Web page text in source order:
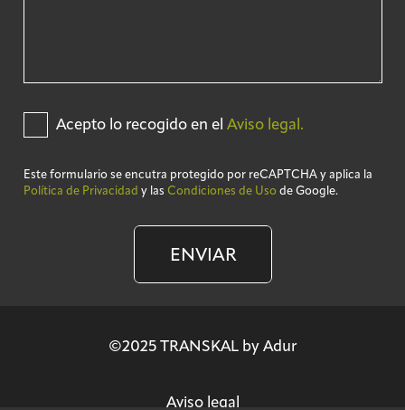
Acepto lo recogido en el Aviso legal.
Este formulario se encutra protegido por reCAPTCHA y aplica la
Política de Privacidad y las Condiciones de Uso de Google.
ENVIAR
©2025 TRANSKAL by Adur
Aviso legal